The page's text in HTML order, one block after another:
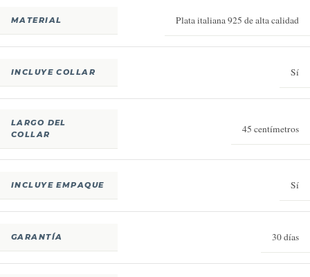
MATERIAL Plata italiana 925 de alta calidad
INCLUYE COLLAR Sí
LARGO DEL
COLLAR
45 centímetros
INCLUYE EMPAQUE Sí
GARANTÍA 30 días